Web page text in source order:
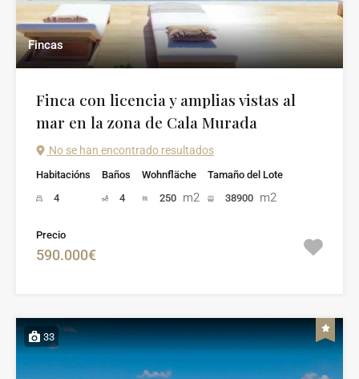
Fincas
Finca con licencia y amplias vistas al
mar en la zona de Cala Murada
No se han encontrado resultados
Habitacións
4
Baños
4
Wohnfläche
250 m2
Tamaño del Lote
38900 m2
Precio
590.000€
33